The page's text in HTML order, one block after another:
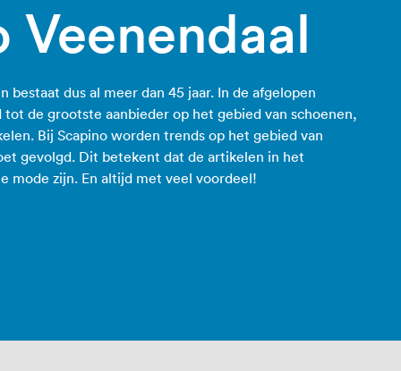
Veenendaal
bestaat dus al meer dan 45 jaar. In de afgelopen
de grootste aanbieder op het gebied van schoenen,
Bij Scapino worden trends op het gebied van
gevolgd. Dit betekent dat de artikelen in het
mode zijn. En altijd met veel voordeel!